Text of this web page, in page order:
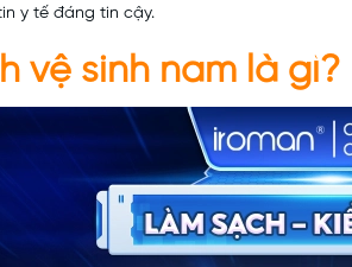
y tế đáng tin cậy.
vệ sinh nam là gì?